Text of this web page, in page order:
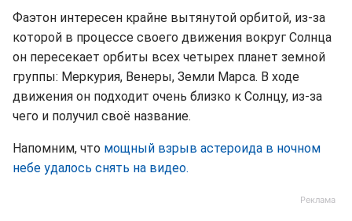
Фаэтон интересен крайне вытянутой орбитой, из-за
которой в процессе своего движения вокруг Солнца
он пересекает орбиты всех четырех планет земной
группы: Меркурия, Венеры, Земли Марса. В ходе
движения он подходит очень близко к Солнцу, из-за
чего и получил своё название.
Напомним, что мощный взрыв астероида в ночном
небе удалось снять на видео.